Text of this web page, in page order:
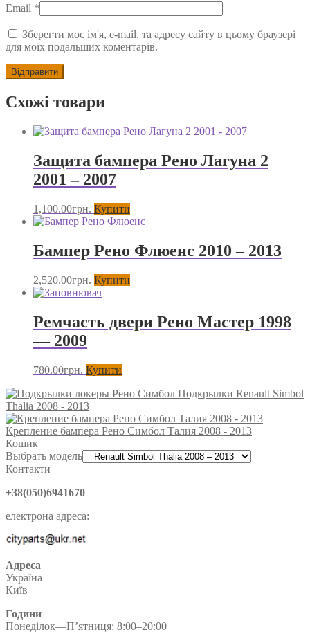
Email *
Зберегти моє ім'я, e-mail, та адресу сайту в цьому браузері
для моїх подальших коментарів.
Схожі товари
Защита бампера Рено Лагуна 2
2001 – 2007
1,100.00грн. Купити
Бампер Рено Флюенс 2010 – 2013
2,520.00грн. Купити
Ремчасть двери Рено Мастер 1998
— 2009
780.00грн. Купити
Подкрылки Renault Simbol
Thalia 2008 - 2013
Крепление бампера Рено Симбол Талия 2008 - 2013
Кошик
Выбрать модель
Контакти
+38(050)6941670
електрона адреса:
Адреса
Україна
Київ
Години
Понеділок—П’ятниця: 8:00–20:00